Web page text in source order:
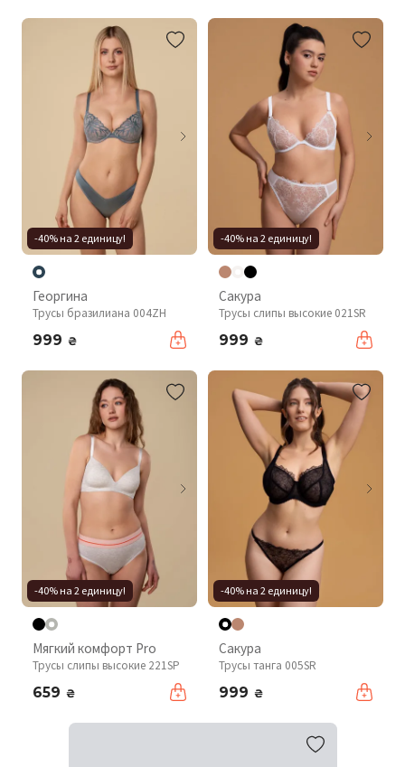
-40% на 2 единицу!
Георгина
Трусы бразилиана 004ZH
999 ₴
-40% на 2 единицу!
Сакура
Трусы слипы высокие 021SR
999 ₴
-40% на 2 единицу!
Мягкий комфорт Pro
Трусы слипы высокие 221SP
659 ₴
-40% на 2 единицу!
Сакура
Трусы танга 005SR
999 ₴